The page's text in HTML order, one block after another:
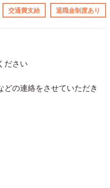
交通費支給 退職金制度あり
ださい
どの連絡をさせていただき